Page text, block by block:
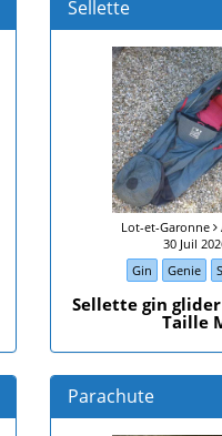
Sellette
Lot-et-Garonne
30 Juil
Gin
Genie
Sellette gin
Taille
Parachute